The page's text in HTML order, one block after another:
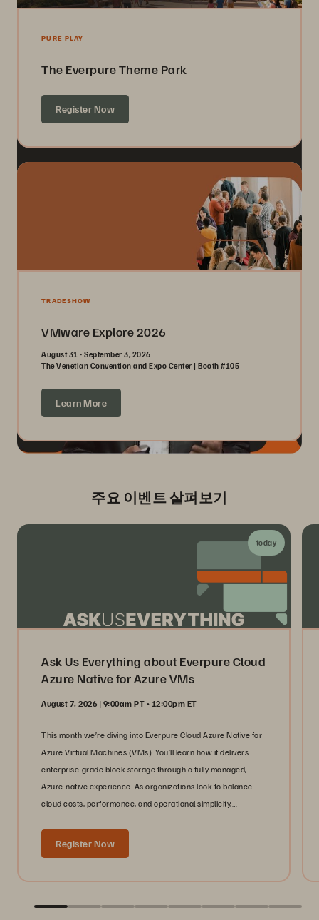
PURE PLAY
The Everpure Theme Park
Register Now
TRADESHOW
VMware Explore 2026
August 31 - September 3, 2026
The Venetian Convention and Expo Center | Booth #105
Learn More
주요 이벤트 살펴보기
today
Ask Us Everything about Everpure Cloud
Azure Native for Azure VMs
August 7, 2026 | 9:00am PT • 12:00pm ET
This month we’re diving into Everpure Cloud Azure Native for
Azure Virtual Machines (VMs). You’ll learn how it delivers
enterprise-grade block storage through a fully managed,
Azure-native experience. As organizations look to balance
cloud costs, performance, and operational simplicity,
Register Now